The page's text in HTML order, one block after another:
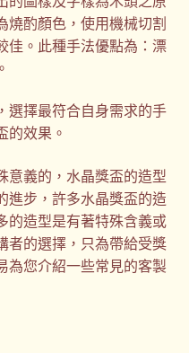
燒酌顏色，使用機械切割
佳。此種手法優點為：漂
選擇最符合自身需求的手
的效果。
意義的，水晶獎盃的造型
進步，許多水晶獎盃的造
的造型是有著特殊含義或
者的選擇，只為帶給受獎
為您介紹一些常見的客製